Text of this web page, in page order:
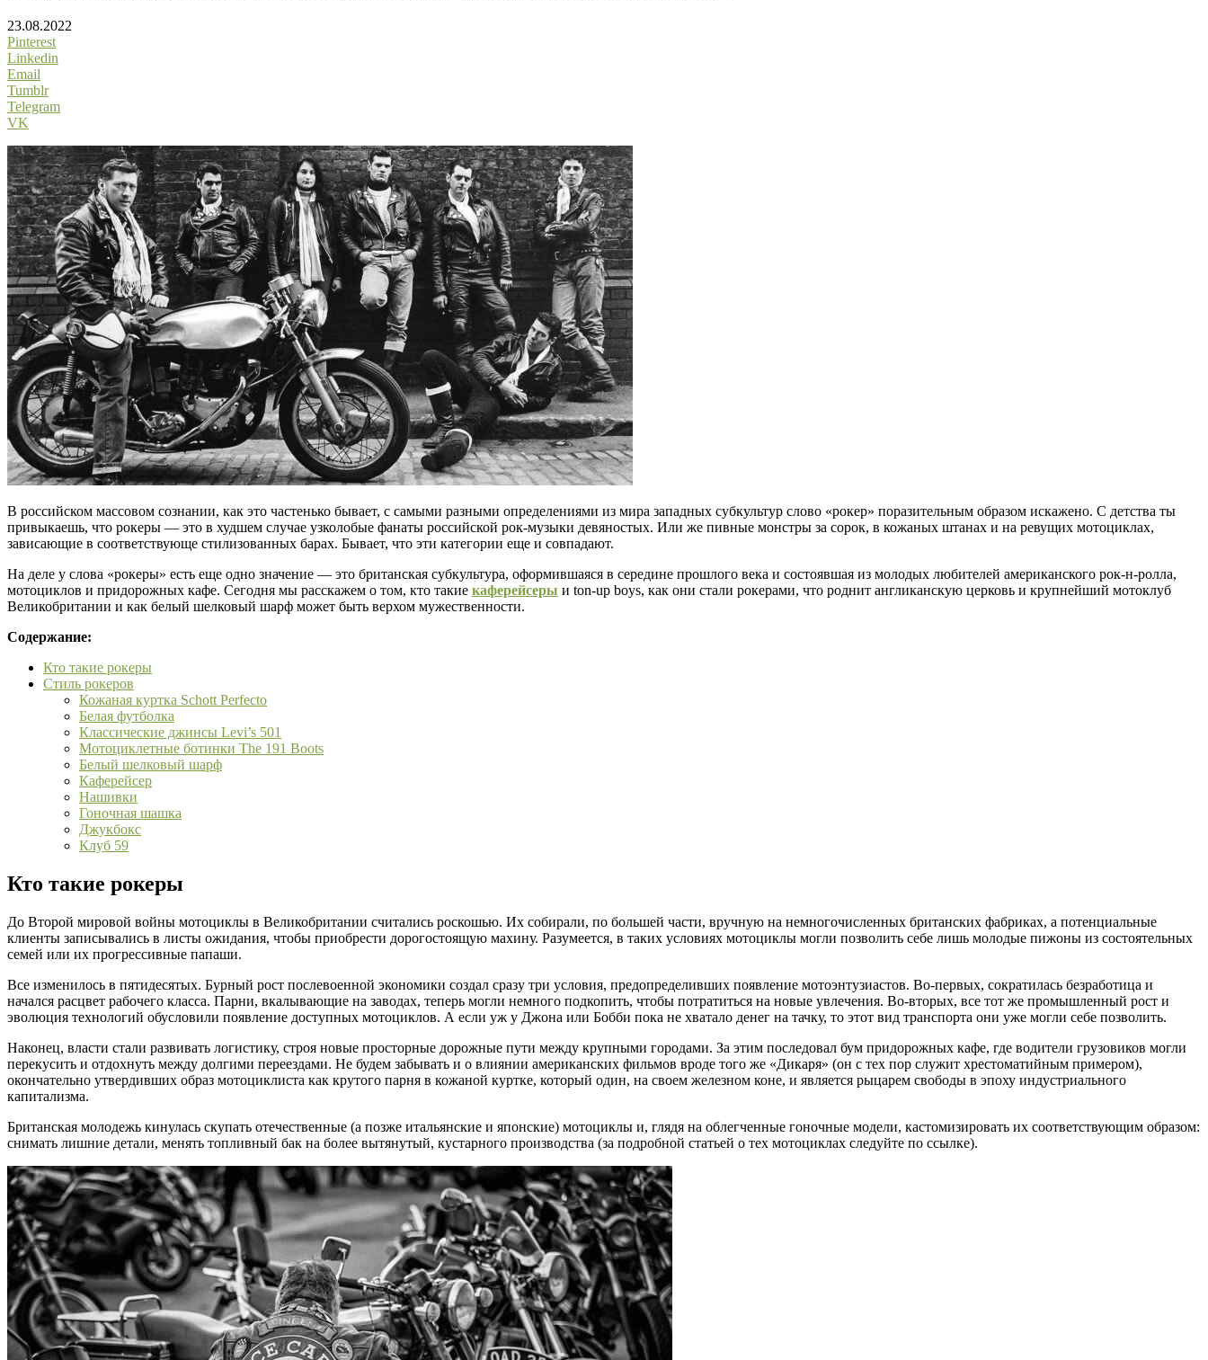
23.08.2022
Pinterest
Linkedin
Email
Tumblr
Telegram
VK
В российском массовом сознании, как это частенько бывает, с самыми разными определениями из мира западных субкультур слово «рокер» поразительным образом искажено. С детства ты
привыкаешь, что рокеры — это в худшем случае узколобые фанаты российской рок-музыки девяностых. Или же пивные монстры за сорок, в кожаных штанах и на ревущих мотоциклах,
зависающие в соответствующе стилизованных барах. Бывает, что эти категории еще и совпадают.
На деле у слова «рокеры» есть еще одно значение — это британская субкультура, оформившаяся в середине прошлого века и состоявшая из молодых любителей американского рок-н-ролла,
мотоциклов и придорожных кафе. Сегодня мы расскажем о том, кто такие каферейсеры и ton-up boys, как они стали рокерами, что роднит англиканскую церковь и крупнейший мотоклуб
Великобритании и как белый шелковый шарф может быть верхом мужественности.
Содержание:
Кто такие рокеры
Стиль рокеров
Кожаная куртка Schott Perfecto
Белая футболка
Классические джинсы Levi’s 501
Мотоциклетные ботинки The 191 Boots
Белый шелковый шарф
Каферейсер
Нашивки
Гоночная шашка
Джукбокс
Клуб 59
Кто такие рокеры
До Второй мировой войны мотоциклы в Великобритании считались роскошью. Их собирали, по большей части, вручную на немногочисленных британских фабриках, а потенциальные
клиенты записывались в листы ожидания, чтобы приобрести дорогостоящую махину. Разумеется, в таких условиях мотоциклы могли позволить себе лишь молодые пижоны из состоятельных
семей или их прогрессивные папаши.
Все изменилось в пятидесятых. Бурный рост послевоенной экономики создал сразу три условия, предопределивших появление мотоэнтузиастов. Во-первых, сократилась безработица и
начался расцвет рабочего класса. Парни, вкалывающие на заводах, теперь могли немного подкопить, чтобы потратиться на новые увлечения. Во-вторых, все тот же промышленный рост и
эволюция технологий обусловили появление доступных мотоциклов. А если уж у Джона или Бобби пока не хватало денег на тачку, то этот вид транспорта они уже могли себе позволить.
Наконец, власти стали развивать логистику, строя новые просторные дорожные пути между крупными городами. За этим последовал бум придорожных кафе, где водители грузовиков могли
перекусить и отдохнуть между долгими переездами. Не будем забывать и о влиянии американских фильмов вроде того же «Дикаря» (он с тех пор служит хрестоматийным примером),
окончательно утвердивших образ мотоциклиста как крутого парня в кожаной куртке, который один, на своем железном коне, и является рыцарем свободы в эпоху индустриального
капитализма.
Британская молодежь кинулась скупать отечественные (а позже итальянские и японские) мотоциклы и, глядя на облегченные гоночные модели, кастомизировать их соответствующим образом:
снимать лишние детали, менять топливный бак на более вытянутый, кустарного производства (за подробной статьей о тех мотоциклах следуйте по ссылке).